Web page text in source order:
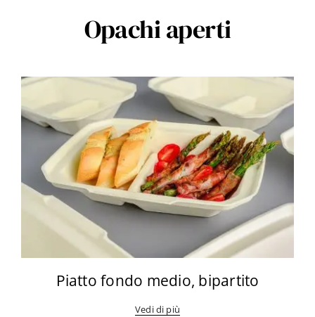
Opachi aperti
Piatto fondo medio, bipartito
Vedi di più